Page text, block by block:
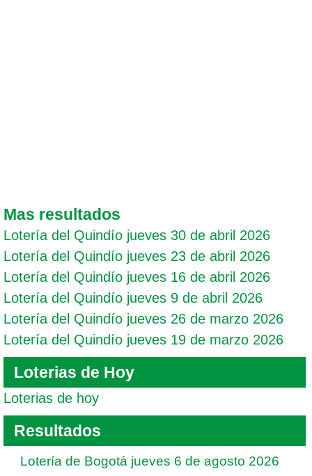
Mas resultados
Lotería del Quindío jueves 30 de abril 2026
Lotería del Quindío jueves 23 de abril 2026
Lotería del Quindío jueves 16 de abril 2026
Lotería del Quindío jueves 9 de abril 2026
Lotería del Quindío jueves 26 de marzo 2026
Lotería del Quindío jueves 19 de marzo 2026
Loterias de Hoy
Loterias de hoy
Resultados
Lotería de Bogotá jueves 6 de agosto 2026